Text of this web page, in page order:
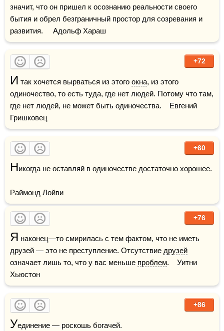
значит, что он пришел к осознанию реальности своего
бытия и обрел безграничный простор для созревания и
развития.     Адольф Хараш
+72
И так хочется вырваться из этого окна, из этого
одиночество, то есть туда, где нет людей. Потому что там,
где нет людей, не может быть одиночества.    Евгений
Гришковец
+60
Никогда не оставляй в одиночестве достаточно хорошее.
Раймонд Лойви
+76
Я наконец—то смирилась с тем фактом, что не иметь
друзей — это не преступление. Отсутствие друзей
означает лишь то, что у вас меньше проблем.    Уитни
Хьюстон
+86
Уединение — роскошь богачей.